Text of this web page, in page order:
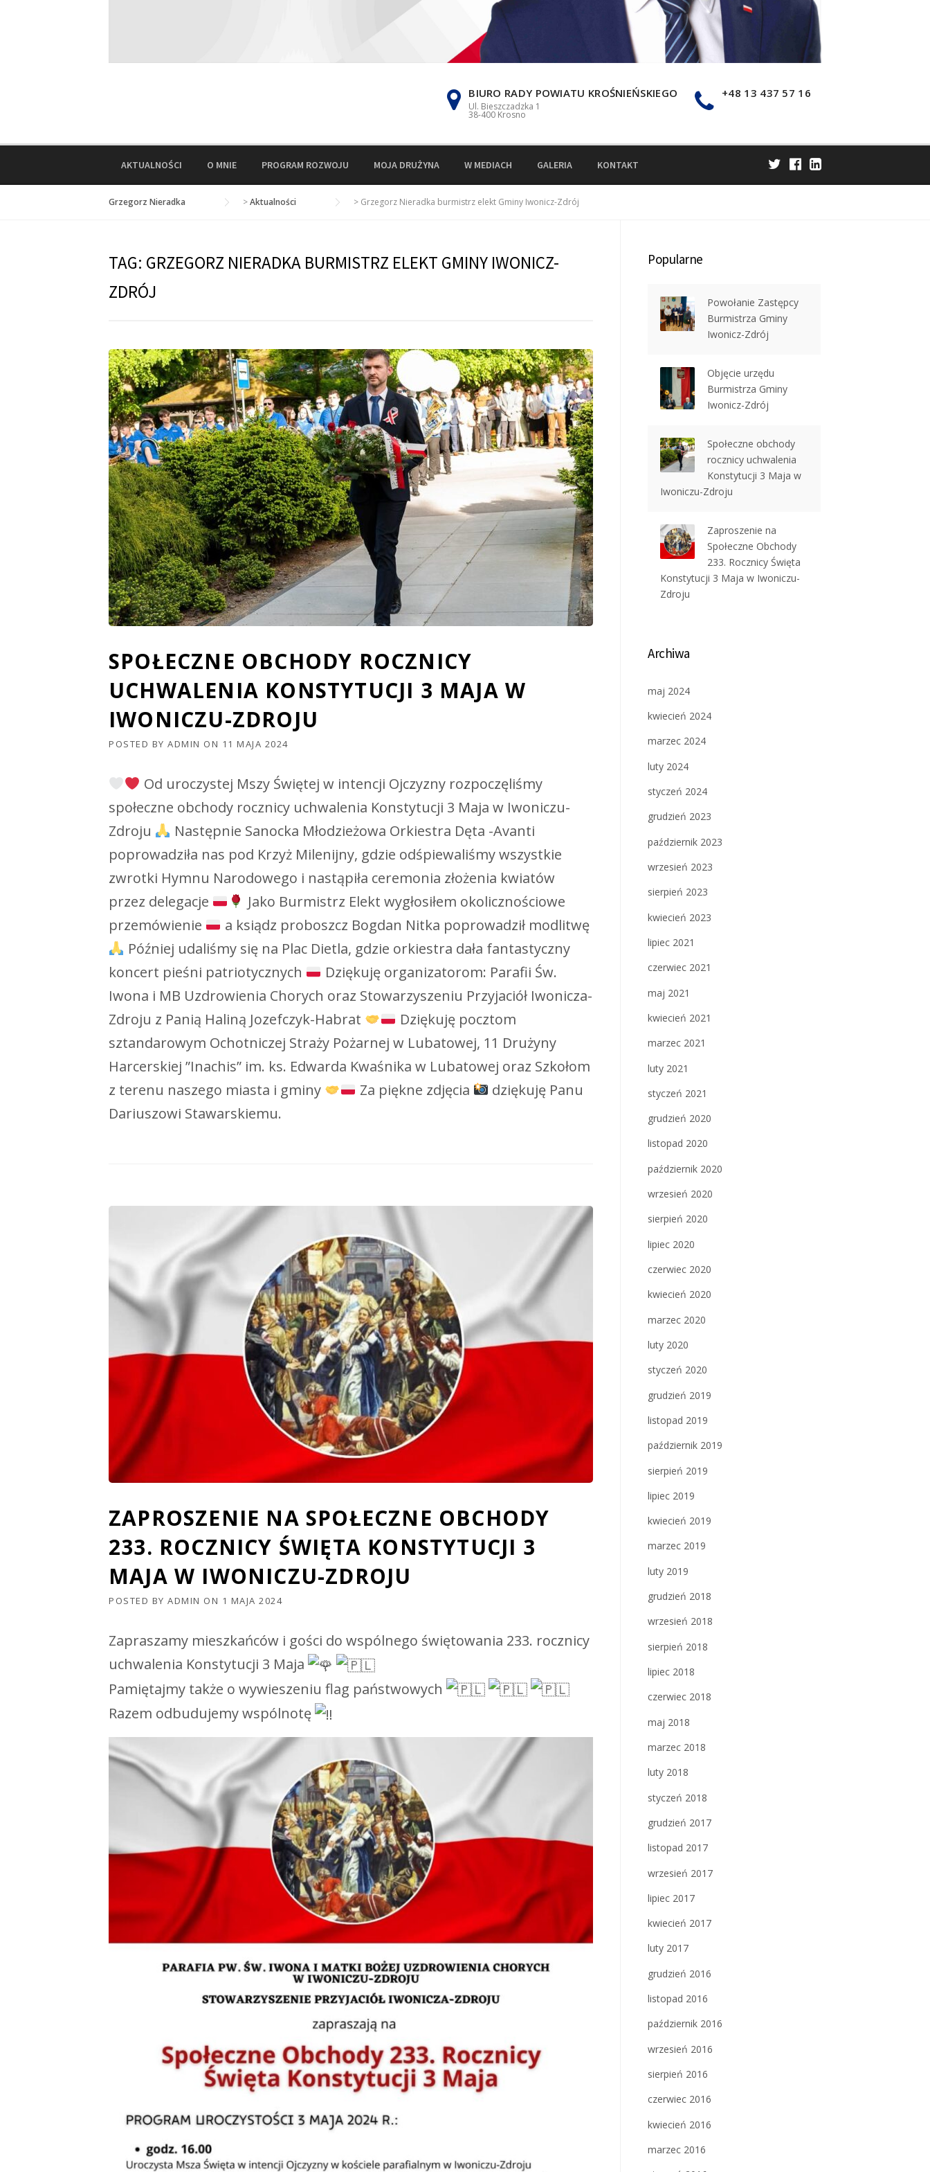
BIURO RADY POWIATU KROŚNIEŃSKIEGO
Ul. Bieszczadzka 1
38-400 Krosno
+48 13 437 57 16
AKTUALNOŚCI O MNIE PROGRAM ROZWOJU MOJA DRUŻYNA W MEDIACH GALERIA KONTAKT
Grzegorz Nieradka >Aktualności > Grzegorz Nieradka burmistrz elekt Gminy Iwonicz-Zdrój
TAG: GRZEGORZ NIERADKA BURMISTRZ ELEKT GMINY IWONICZ-
ZDRÓJ
SPOŁECZNE OBCHODY ROCZNICY
UCHWALENIA KONSTYTUCJI 3 MAJA W
IWONICZU-ZDROJU
POSTED BY ADMIN ON 11 MAJA 2024
Od uroczystej Mszy Świętej w intencji Ojczyzny rozpoczęliśmy
społeczne obchody rocznicy uchwalenia Konstytucji 3 Maja w Iwoniczu-
Zdroju
Następnie Sanocka Młodzieżowa Orkiestra Dęta -Avanti
poprowadziła nas pod Krzyż Milenijny, gdzie odśpiewaliśmy wszystkie
zwrotki Hymnu Narodowego i nastąpiła ceremonia złożenia kwiatów
przez delegacje
Jako Burmistrz Elekt wygłosiłem okolicznościowe
przemówienie
a ksiądz proboszcz Bogdan Nitka poprowadził modlitwę
Później udaliśmy się na Plac Dietla, gdzie orkiestra dała fantastyczny
koncert pieśni patriotycznych
Dziękuję organizatorom: Parafii Św.
Iwona i MB Uzdrowienia Chorych oraz Stowarzyszeniu Przyjaciół Iwonicza-
Zdroju z Panią Haliną Jozefczyk-Habrat
Dziękuję pocztom
sztandarowym Ochotniczej Straży Pożarnej w Lubatowej, 11 Drużyny
Harcerskiej ”Inachis” im. ks. Edwarda Kwaśnika w Lubatowej oraz Szkołom
z terenu naszego miasta i gminy
Za piękne zdjęcia
dziękuję Panu
Dariuszowi Stawarskiemu.
ZAPROSZENIE NA SPOŁECZNE OBCHODY
233. ROCZNICY ŚWIĘTA KONSTYTUCJI 3
MAJA W IWONICZU-ZDROJU
POSTED BY ADMIN ON 1 MAJA 2024
Zapraszamy mieszkańców i gości do wspólnego świętowania 233. rocznicy
uchwalenia Konstytucji 3 Maja
Pamiętajmy także o wywieszeniu flag państwowych
Razem odbudujemy wspólnotę
Popularne
Powołanie Zastępcy
Burmistrza Gminy
Iwonicz-Zdrój
Objęcie urzędu
Burmistrza Gminy
Iwonicz-Zdrój
Społeczne obchody
rocznicy uchwalenia
Konstytucji 3 Maja w
Iwoniczu-Zdroju
Zaproszenie na
Społeczne Obchody
233. Rocznicy Święta
Konstytucji 3 Maja w Iwoniczu-
Zdroju
Archiwa
maj 2024
kwiecień 2024
marzec 2024
luty 2024
styczeń 2024
grudzień 2023
październik 2023
wrzesień 2023
sierpień 2023
kwiecień 2023
lipiec 2021
czerwiec 2021
maj 2021
kwiecień 2021
marzec 2021
luty 2021
styczeń 2021
grudzień 2020
listopad 2020
październik 2020
wrzesień 2020
sierpień 2020
lipiec 2020
czerwiec 2020
kwiecień 2020
marzec 2020
luty 2020
styczeń 2020
grudzień 2019
listopad 2019
październik 2019
sierpień 2019
lipiec 2019
kwiecień 2019
marzec 2019
luty 2019
grudzień 2018
wrzesień 2018
sierpień 2018
lipiec 2018
czerwiec 2018
maj 2018
marzec 2018
luty 2018
styczeń 2018
grudzień 2017
listopad 2017
wrzesień 2017
lipiec 2017
kwiecień 2017
luty 2017
grudzień 2016
listopad 2016
październik 2016
wrzesień 2016
sierpień 2016
czerwiec 2016
kwiecień 2016
marzec 2016